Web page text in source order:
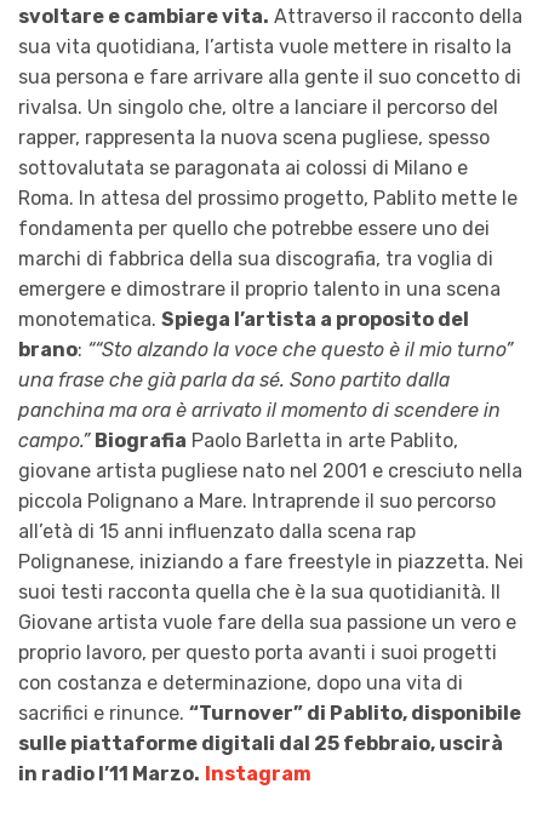
svoltare e cambiare vita. Attraverso il racconto della
sua vita quotidiana, l’artista vuole mettere in risalto la
sua persona e fare arrivare alla gente il suo concetto di
rivalsa. Un singolo che, oltre a lanciare il percorso del
rapper, rappresenta la nuova scena pugliese, spesso
sottovalutata se paragonata ai colossi di Milano e
Roma. In attesa del prossimo progetto, Pablito mette le
fondamenta per quello che potrebbe essere uno dei
marchi di fabbrica della sua discografia, tra voglia di
emergere e dimostrare il proprio talento in una scena
monotematica. Spiega l’artista a proposito del
brano: ““Sto alzando la voce che questo è il mio turno”
una frase che già parla da sé. Sono partito dalla
panchina ma ora è arrivato il momento di scendere in
campo.” Biografia Paolo Barletta in arte Pablito,
giovane artista pugliese nato nel 2001 e cresciuto nella
piccola Polignano a Mare. Intraprende il suo percorso
all’età di 15 anni influenzato dalla scena rap
Polignanese, iniziando a fare freestyle in piazzetta. Nei
suoi testi racconta quella che è la sua quotidianità. Il
Giovane artista vuole fare della sua passione un vero e
proprio lavoro, per questo porta avanti i suoi progetti
con costanza e determinazione, dopo una vita di
sacrifici e rinunce. “Turnover” di Pablito, disponibile
sulle piattaforme digitali dal 25 febbraio, uscirà
in radio l’11 Marzo. Instagram